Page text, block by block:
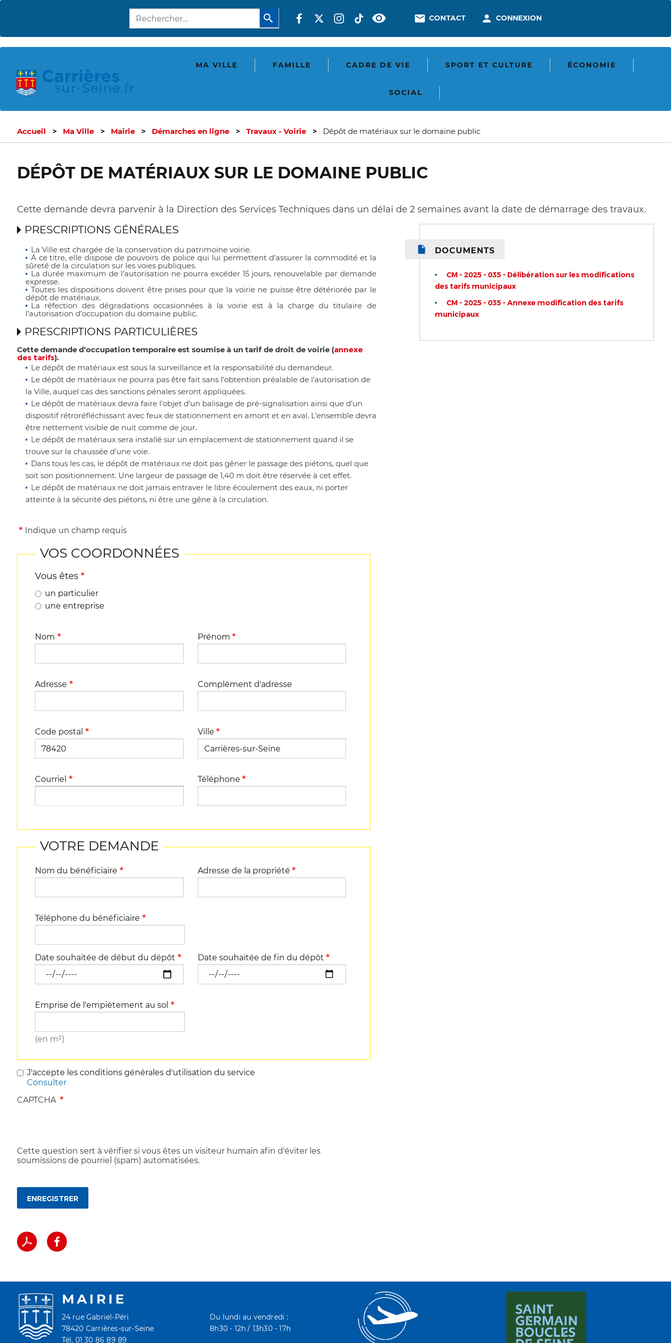
au
Réseaux
En-
-
Communication
CONTACT
En-
-
Connexion
CONNEXION
MA VILLE FAMILLE CADRE DE VIE SPORT ET CULTURE ÉCONOMIE
SOCIAL
Accueil Ma Ville Mairie Démarches en ligne Travaux - Voirie Dépôt de matériaux sur le domaine public
DÉPÔT DE MATÉRIAUX SUR LE DOMAINE PUBLIC
Cette demande devra parvenir à la Direction des Services Techniques dans un délai de 2 semaines avant la date de démarrage des travaux.
PRESCRIPTIONS GÉNÉRALES
La Ville est chargée de la conservation du patrimoine voirie.
À ce titre, elle dispose de pouvoirs de police qui lui permettent d’assurer la commodité et la
sûreté de la circulation sur les voies publiques.
La durée maximum de l’autorisation ne pourra excéder 15 jours, renouvelable par demande
expresse.
Toutes les dispositions doivent être prises pour que la voirie ne puisse être détériorée par le
dépôt de matériaux.
La réfection des dégradations occasionnées à la voirie est à la charge du titulaire de
l’autorisation d’occupation du domaine public.
PRESCRIPTIONS PARTICULIÈRES
Cette demande d’occupation temporaire est soumise à un tarif de droit de voirie (annexe
des tarifs).
Le dépôt de matériaux est sous la surveillance et la responsabilité du demandeur.
Le dépôt de matériaux ne pourra pas être fait sans l’obtention préalable de l’autorisation de
la Ville, auquel cas des sanctions pénales seront appliquées.
Le dépôt de matériaux devra faire l’objet d’un balisage de pré-signalisation ainsi que d’un
dispositif rétroréfléchissant avec feux de stationnement en amont et en aval. L’ensemble devra
être nettement visible de nuit comme de jour.
Le dépôt de matériaux sera installé sur un emplacement de stationnement quand il se
trouve sur la chaussée d’une voie.
Dans tous les cas, le dépôt de matériaux ne doit pas gêner le passage des piétons, quel que
soit son positionnement. Une largeur de passage de 1,40 m doit être réservée à cet effet.
Le dépôt de matériaux ne doit jamais entraver le libre écoulement des eaux, ni porter
atteinte à la sécurité des piétons, ni être une gêne à la circulation.
Indique un champ requis
VOS COORDONNÉES
Vous êtes
un particulier
une entreprise
Nom Prénom
Adresse Complément d'adresse
Code postal Ville
Courriel Téléphone
VOTRE DEMANDE
Nom du bénéficiaire Adresse de la propriété
Téléphone du bénéficiaire
Date souhaitée de début du dépôt Date souhaitée de fin du dépôt
Emprise de l'empiètement au sol
(en m²)
J'accepte les conditions générales d'utilisation du service
Consulter
CAPTCHA
Cette question sert à vérifier si vous êtes un visiteur humain afin d'éviter les
soumissions de pourriel (spam) automatisées.
ENREGISTRER
DOCUMENTS
CM - 2025 - 035 - Délibération sur les modifications
des tarifs municipaux
CM - 2025 - 035 - Annexe modification des tarifs
municipaux
MAIRIE
24 rue Gabriel-Péri
78420 Carrières-sur-Seine
Tél. 01 30 86 89 89
Du lundi au vendredi :
8h30 - 12h / 13h30 - 17h